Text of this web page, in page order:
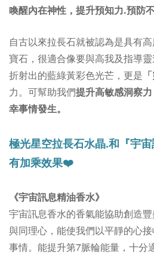
喚醒內在神性，提升預知力.預防
自古以來拉長石就被認為是具有
寶石，很適合像要與高我及指導靈
折射出的藍綠黃彩色光芒，更是
力。 可幫助我們提升高敏感洞察
幸事情發生。
極光星空拉長石水晶.和『宇
有加乘效果❤️
《宇宙訊息精油香水》
宇宙訊息香水的香氣能協助創造
與同理心，能使我們以平靜的心
事情。能提升第7脈輪能量，十分